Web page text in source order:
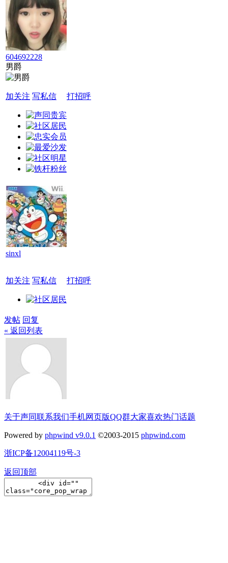
604692228
男爵
加关注 写私信 打招呼
sinxl
加关注 写私信 打招呼
发帖 回复
« 返回列表
关于声同联系我们手机网页版QQ群大家喜欢热门话题
Powered by phpwind v9.0.1 ©2003-2015 phpwind.com
浙ICP备12004119号-3
返回顶部